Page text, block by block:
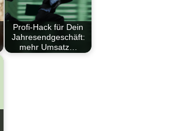
Profi-Hack für Dein
Jahresendgeschäft:
mehr Umsatz…